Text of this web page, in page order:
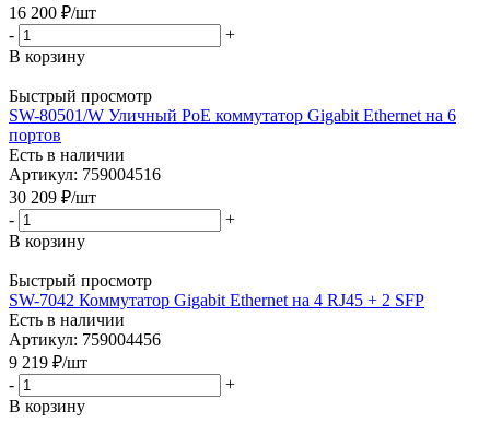
16 200 ₽/шт
-
+
В корзину
Быстрый просмотр
SW-80501/W Уличный PoE коммутатор Gigabit Ethernet на 6
портов
Есть в наличии
Артикул: 759004516
30 209 ₽/шт
-
+
В корзину
Быстрый просмотр
SW-7042 Коммутатор Gigabit Ethernet на 4 RJ45 + 2 SFP
Есть в наличии
Артикул: 759004456
9 219 ₽/шт
-
+
В корзину